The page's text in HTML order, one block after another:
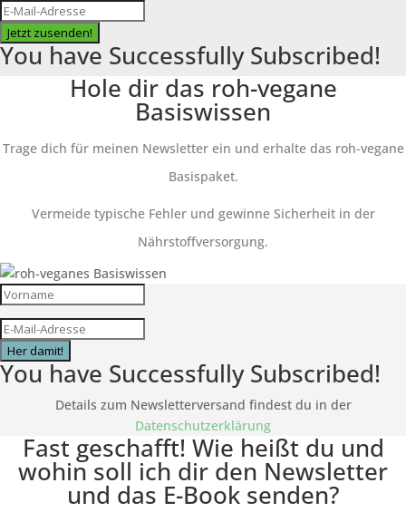
Jetzt zusenden!
You have Successfully Subscribed!
Hole dir das roh-vegane
Basiswissen
Trage dich für meinen Newsletter ein und erhalte das roh-vegane
Basispaket.
Vermeide typische Fehler und gewinne Sicherheit in der
Nährstoffversorgung.
Her damit!
You have Successfully Subscribed!
Details zum Newsletterversand findest du in der
Datenschutzerklärung
Fast geschafft! Wie heißt du und
wohin soll ich dir den Newsletter
und das E-Book senden?